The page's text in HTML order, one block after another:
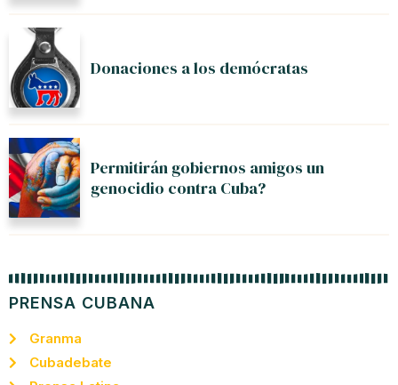
Donaciones a los demócratas
Permitirán gobiernos amigos un
genocidio contra Cuba?
PRENSA CUBANA
Granma
Cubadebate